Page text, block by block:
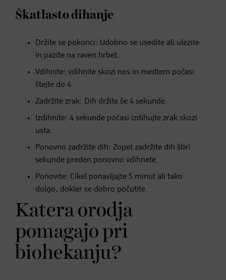
Škatlasto dihanje
Držite se pokonci: Udobno se usedite ali ulezite
in pazite na raven hrbet.
Vdihnite: vdihnite skozi nos in medtem počasi
štejte do 4.
Zadržite zrak: Dih držite še 4 sekunde.
Izdihnite: 4 sekunde počasi izdihujte zrak skozi
usta.
Ponovno zadržite dih: Zopet zadržite dih štiri
sekunde preden ponovno vdihnete.
Ponovite: Cikel ponavljajte 5 minut ali tako
dolgo, dokler se dobro počutite.
Katera orodja
pomagajo pri
biohekanju?